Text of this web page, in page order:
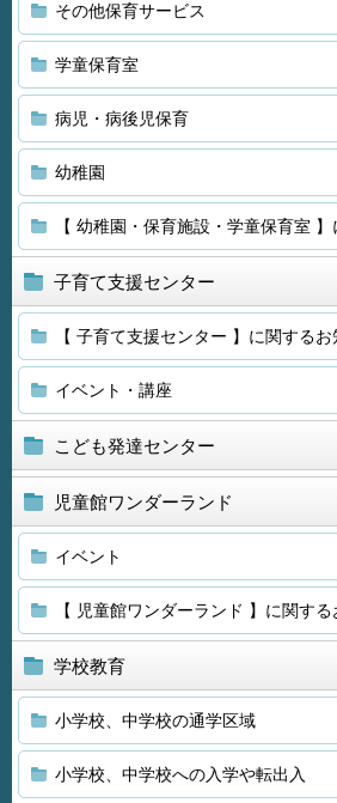
その他保育サービス
学童保育室
病児・病後児保育
幼稚園
【 幼稚園・保育施設・学童保育室
子育て支援センター
【 子育て支援センター 】に関する
イベント・講座
こども発達センター
児童館ワンダーランド
イベント
【 児童館ワンダーランド 】に関す
学校教育
小学校、中学校の通学区域
小学校、中学校への入学や転出入